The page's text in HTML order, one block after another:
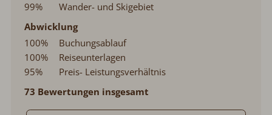
99%
Wander- und Skigebiet
Abwicklung
100%
Buchungsablauf
100%
Reiseunterlagen
95%
Preis- Leistungsverhältnis
73 Bewertungen insgesamt